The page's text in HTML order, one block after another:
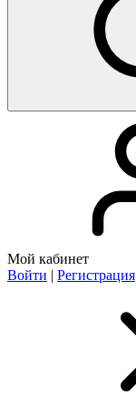
Мой кабинет
Войти | Регистрация